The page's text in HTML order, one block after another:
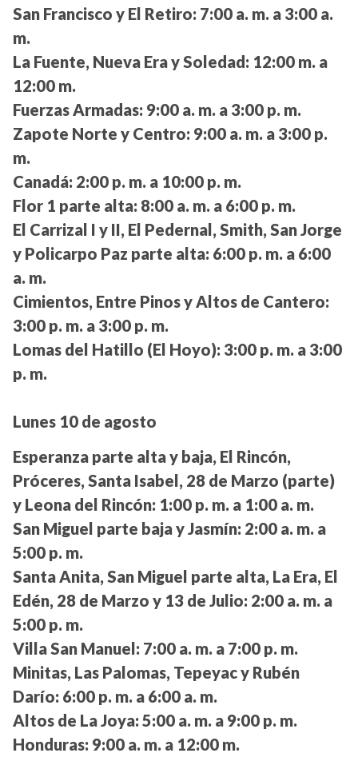
San Francisco y El Retiro: 7:00 a. m. a 3:00 a.
m.
La Fuente, Nueva Era y Soledad: 12:00 m. a
12:00 m.
Fuerzas Armadas: 9:00 a. m. a 3:00 p. m.
Zapote Norte y Centro: 9:00 a. m. a 3:00 p.
m.
Canadá: 2:00 p. m. a 10:00 p. m.
Flor 1 parte alta: 8:00 a. m. a 6:00 p. m.
El Carrizal I y II, El Pedernal, Smith, San Jorge
y Policarpo Paz parte alta: 6:00 p. m. a 6:00
a. m.
Cimientos, Entre Pinos y Altos de Cantero:
3:00 p. m. a 3:00 p. m.
Lomas del Hatillo (El Hoyo): 3:00 p. m. a 3:00
p. m.
Lunes 10 de agosto
Esperanza parte alta y baja, El Rincón,
Próceres, Santa Isabel, 28 de Marzo (parte)
y Leona del Rincón: 1:00 p. m. a 1:00 a. m.
San Miguel parte baja y Jasmín: 2:00 a. m. a
5:00 p. m.
Santa Anita, San Miguel parte alta, La Era, El
Edén, 28 de Marzo y 13 de Julio: 2:00 a. m. a
5:00 p. m.
Villa San Manuel: 7:00 a. m. a 7:00 p. m.
Minitas, Las Palomas, Tepeyac y Rubén
Darío: 6:00 p. m. a 6:00 a. m.
Altos de La Joya: 5:00 a. m. a 9:00 p. m.
Honduras: 9:00 a. m. a 12:00 m.